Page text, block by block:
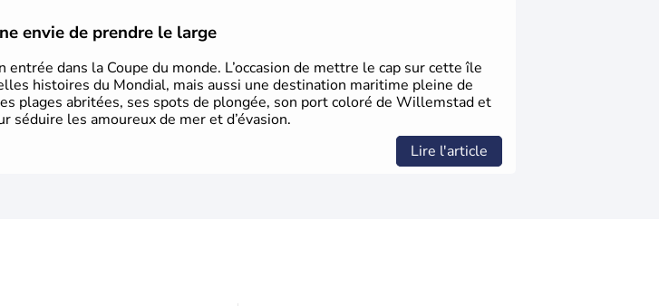
envie de prendre le large
entrée dans la Coupe du monde. L’occasion de mettre le cap sur cette île
histoires du Mondial, mais aussi une destination maritime pleine de
plages abritées, ses spots de plongée, son port coloré de Willemstad et
séduire les amoureux de mer et d’évasion.
Lire l'article